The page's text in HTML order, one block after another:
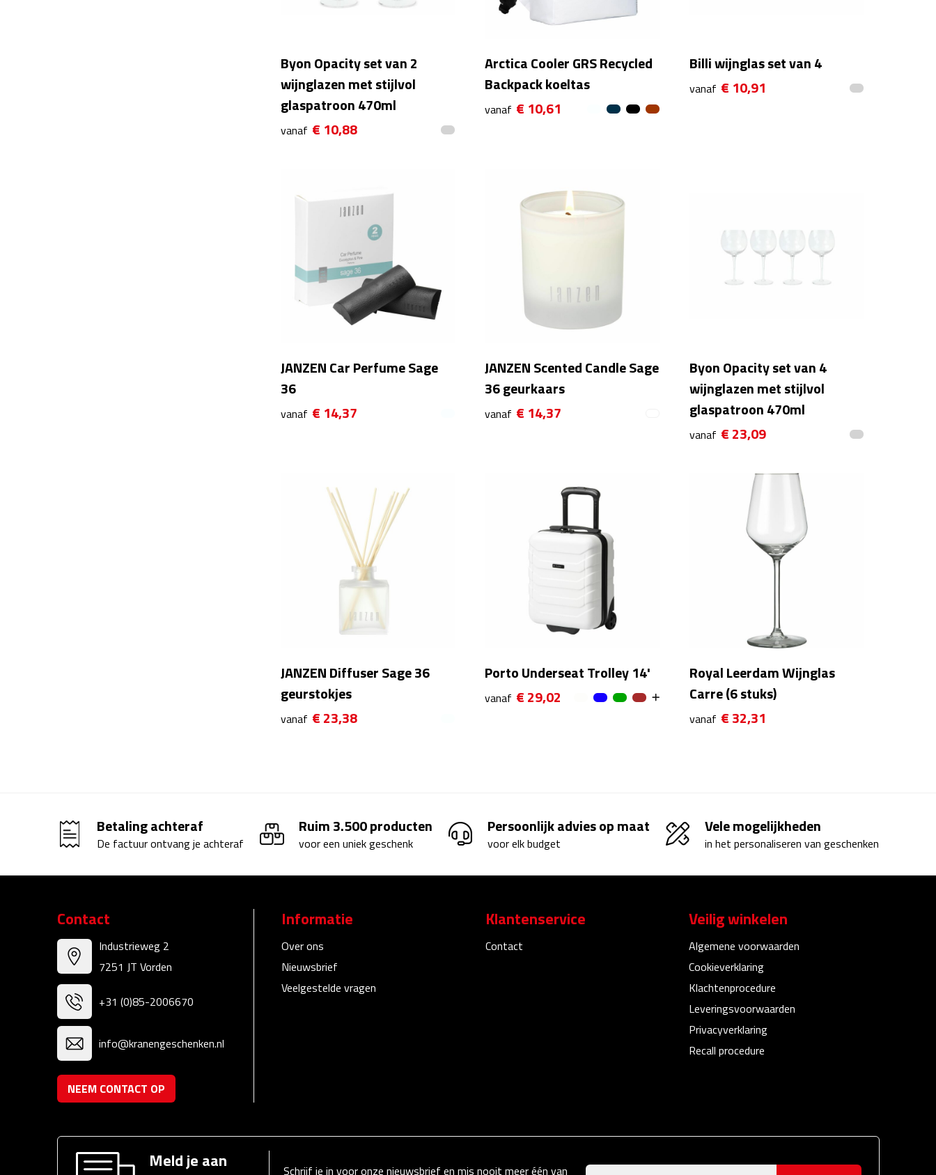
Byon Opacity set van 2
wijnglazen met stijlvol
glaspatroon 470ml
vanaf € 10,88
Arctica Cooler GRS Recycled
Backpack koeltas
vanaf € 10,61
Billi wijnglas set van 4
vanaf € 10,91
JANZEN Car Perfume Sage
36
vanaf € 14,37
JANZEN Scented Candle Sage
36 geurkaars
vanaf € 14,37
Byon Opacity set van 4
wijnglazen met stijlvol
glaspatroon 470ml
vanaf € 23,09
JANZEN Diffuser Sage 36
geurstokjes
vanaf € 23,38
Porto Underseat Trolley 14'
vanaf € 29,02
Royal Leerdam Wijnglas
Carre (6 stuks)
vanaf € 32,31
Betaling achteraf
De factuur ontvang je achteraf
Ruim 3.500 producten
voor een uniek geschenk
Persoonlijk advies op maat
voor elk budget
Vele mogelijkheden
in het personaliseren van geschenken
Contact
Industrieweg 2
7251 JT Vorden
+31 (0)85-2006670
info@kranengeschenken.nl
NEEM CONTACT OP
Informatie
Over ons
Nieuwsbrief
Veelgestelde vragen
Klantenservice
Contact
Veilig winkelen
Algemene voorwaarden
Cookieverklaring
Klachtenprocedure
Leveringsvoorwaarden
Privacyverklaring
Recall procedure
Meld je aan
Schrijf je in voor onze nieuwsbrief en mis nooit meer één van